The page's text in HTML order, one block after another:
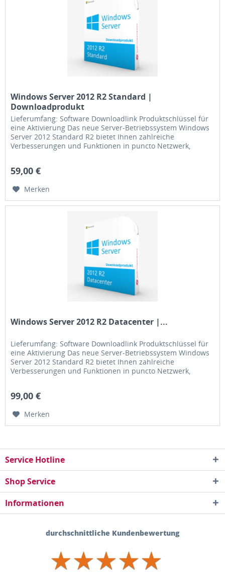
Windows Server 2012 R2 Standard |
Downloadprodukt
Lieferumfang: Software Downloadlink Produktschlüssel für
eine Aktivierung Das neue Server-Betriebssystem Windows
Server 2012 Standard R2 bietet Ihnen zahlreiche
Verbesserungen und Funktionen in puncto Netzwerk,
59,00 €
Merken
Windows Server 2012 R2 Datacenter |...
Lieferumfang: Software Downloadlink Produktschlüssel für
eine Aktivierung Das neue Server-Betriebssystem Windows
Server 2012 Standard R2 bietet Ihnen zahlreiche
Verbesserungen und Funktionen in puncto Netzwerk,
99,00 €
Merken
Service Hotline
Shop Service
Informationen
durchschnittliche Kundenbewertung
★★★★★
★★★★★